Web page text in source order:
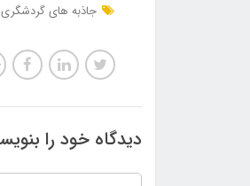
جاذبه های
دیدگاه خود را